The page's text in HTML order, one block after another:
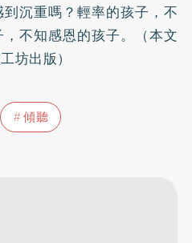
沉重嗎？輕率的孩子，不
不知感恩的孩子。（本文
坊出版）
傾聽